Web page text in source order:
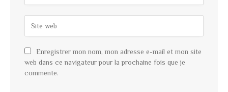
Enregistrer mon nom, mon adresse e-mail et mon site
web dans ce navigateur pour la prochaine fois que je
commente.